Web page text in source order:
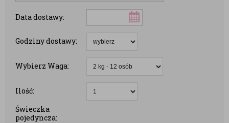
Data dostawy:
Godziny dostawy:
Wybierz Waga:
Ilość:
Świeczka
pojedyncza: